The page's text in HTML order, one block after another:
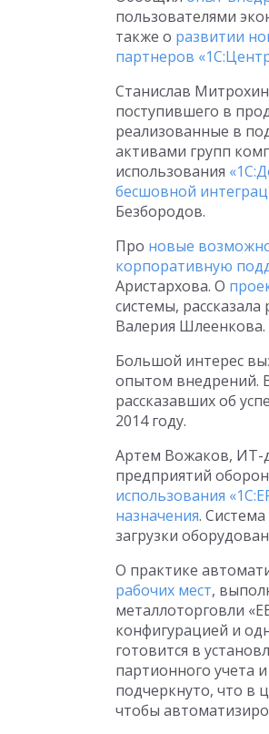
пользователями
также о развитии
партнеров
Станислав
поступившего в
реализованные в
активами групп
использования
бесшовной
Безбородов.
Про новые
корпоративную
Аристархова. О
системы,
Валерия Шлеенкова.
Большой интерес
опытом внедрений.
рассказавших об
2014 году.
Артем Вожаков, ИТ-
предприятий
использования
назначения.
загрузки
О практике
рабочих мест,
металлоторговли
конфигурацией и
готовится в
партионного учета
подчеркнуто, что в
чтобы